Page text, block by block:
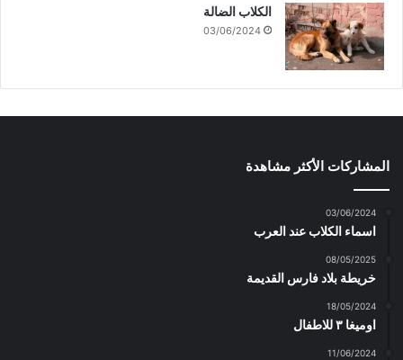
الكلاب الضالة
03/06/2024
المشاركات الأكثر مشاهدة
03/06/2024
اسماء الكلاب عند العرب
08/05/2025
خريطة بلاد فارس القديمة
18/05/2024
اوميغا ٣ للاطفال
11/06/2024